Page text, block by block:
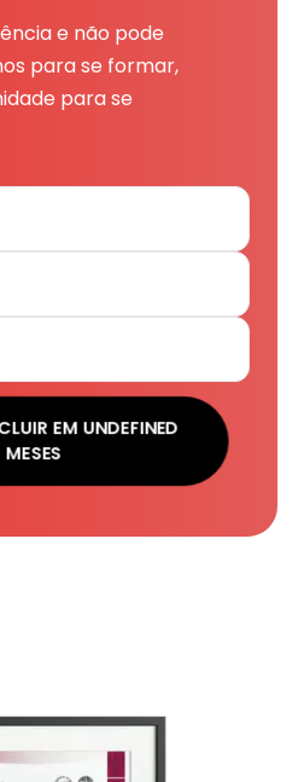
e não pode
para se formar,
para se
EM UNDEFINED
MESES